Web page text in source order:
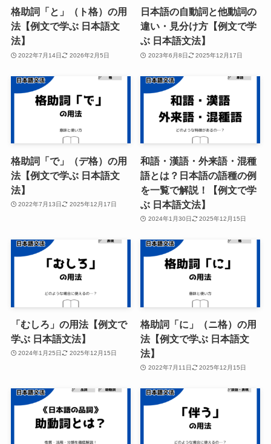
格助詞「と」（ト格）の用
法【例文で学ぶ 日本語文
法】
2022年7月14日 2026年2月5日
日本語の自動詞と他動詞の
違い・見分け方【例文で学
ぶ 日本語文法】
2023年6月8日 2025年12月17日
格助詞「で」（デ格）の用
法【例文で学ぶ 日本語文
法】
2022年7月13日 2025年12月17日
和語・漢語・外来語・混種
語とは？日本語の語種の例
を一覧で解説！【例文で学
ぶ 日本語文法】
2024年1月30日 2025年12月15日
「むしろ」の用法【例文で
学ぶ 日本語文法】
2024年1月25日 2025年12月15日
格助詞「に」（ニ格）の用
法【例文で学ぶ 日本語文
法】
2022年7月11日 2025年12月15日